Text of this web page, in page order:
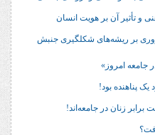
و تأثیر آن بر هویت انسان
کتاب «شوق یک خیز بلند» در یک نگاه؛ مروری بر ریشه‌های شکل‎گیری جنبش
جامعه امروز»
پناهنده بود!
زنان در جامعه‌اند!